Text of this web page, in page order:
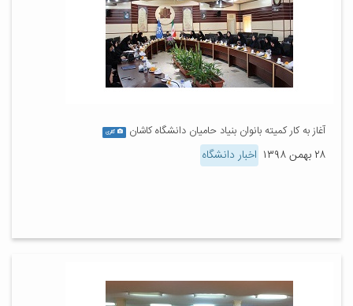
آغاز به کار کمیته بانوان بنیاد حامیان دانشگاه کاشان گالری
۲۸ بهمن ۱۳۹۸ اخبار دانشگاه